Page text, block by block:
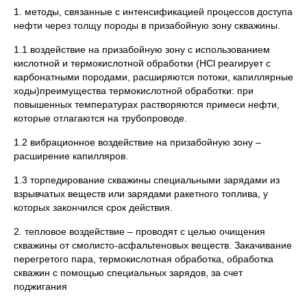
1. методы, связанные с интенсификацией процессов доступа
нефти через толщу породы в призабойную зону скважины.
1.1 воздействие на призабойную зону с использованием
кислотной и термокислотной обработки (HCl реагирует с
карбонатными породами, расширяются потоки, капиллярные
ходы)преимущества термокислотной обработки: при
повышенных температурах растворяются примеси нефти,
которые отлагаются на трубопроводе.
1.2 вибрационное воздействие на призабойную зону –
расширение капилляров.
1.3 торпедирование скважины специальными зарядами из
взрывчатых веществ или зарядами ракетного топлива, у
которых закончился срок действия.
2. тепловое воздействие – проводят с целью очищения
скважины от смолисто-асфальтеновых веществ. Закачивание
перегретого пара, термокислотная обработка, обработка
скважин с помощью специальных зарядов, за счет
поджигания